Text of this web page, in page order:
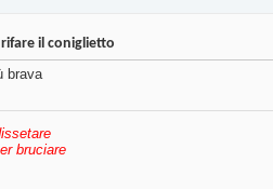
il coniglietto
brava
bruciare